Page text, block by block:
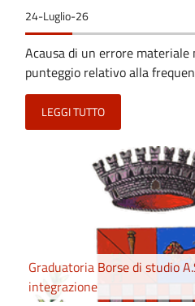
24-Luglio-26
Acausa di un errore
punteggio relativo alla
LEGGI TUTTO
Graduatoria Borse di studio
integrazione